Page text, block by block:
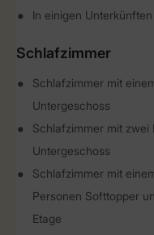
In einigen
Schlafzimmer
Schlafzimmer mit
Untergeschoss
Schlafzimmer mit zwei
Untergeschoss
Schlafzimmer mit
Personen Softtopper
Etage